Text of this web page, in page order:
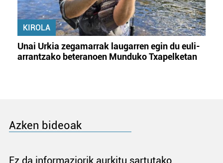
KIROLA
Unai Urkia zegamarrak laugarren egin du euli-
arrantzako beteranoen Munduko Txapelketan
Azken bideoak
Ez da informaziorik aurkitu sartutako